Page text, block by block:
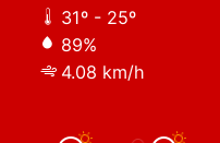
31º - 25º
89%
4.08 km/h